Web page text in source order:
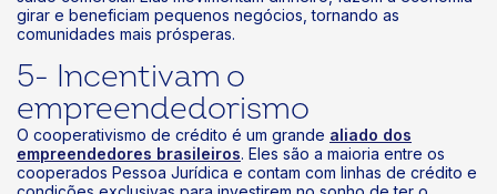
girar e beneficiam pequenos negócios, tornando as
comunidades mais prósperas.
5- Incentivam o
empreendedorismo
O cooperativismo de crédito é um grande aliado dos
empreendedores brasileiros. Eles são a maioria entre os
cooperados Pessoa Jurídica e contam com linhas de crédito e